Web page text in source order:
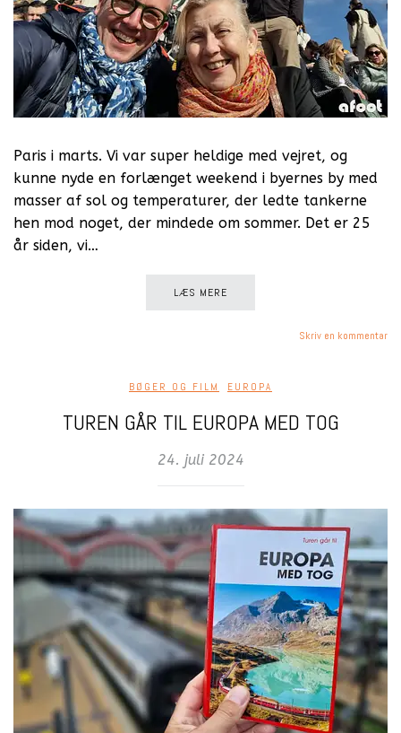
Paris i marts. Vi var super heldige med vejret, og
kunne nyde en forlænget weekend i byernes by med
masser af sol og temperaturer, der ledte tankerne
hen mod noget, der mindede om sommer. Det er 25
år siden, vi…
LÆS MERE
Skriv en kommentar
BØGER OG FILM EUROPA
TUREN GÅR TIL EUROPA MED TOG
24. juli 2024